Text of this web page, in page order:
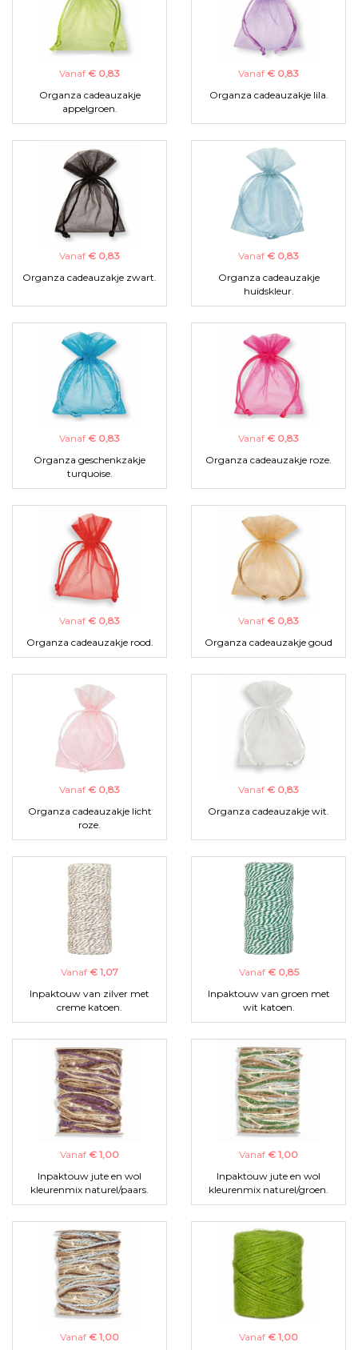
Vanaf € 0,83
Organza cadeauzakje
appelgroen.
Vanaf € 0,83
Organza cadeauzakje lila.
Vanaf € 0,83
Organza cadeauzakje zwart.
Vanaf € 0,83
Organza cadeauzakje
huidskleur.
Vanaf € 0,83
Organza geschenkzakje
turquoise.
Vanaf € 0,83
Organza cadeauzakje roze.
Vanaf € 0,83
Organza cadeauzakje rood.
Vanaf € 0,83
Organza cadeauzakje goud
Vanaf € 0,83
Organza cadeauzakje licht
roze.
Vanaf € 0,83
Organza cadeauzakje wit.
Vanaf € 1,07
Inpaktouw van zilver met
creme katoen.
Vanaf € 0,85
Inpaktouw van groen met
wit katoen.
Vanaf € 1,00
Inpaktouw jute en wol
kleurenmix naturel/paars.
Vanaf € 1,00
Inpaktouw jute en wol
kleurenmix naturel/groen.
Vanaf € 1,00 Vanaf € 1,00